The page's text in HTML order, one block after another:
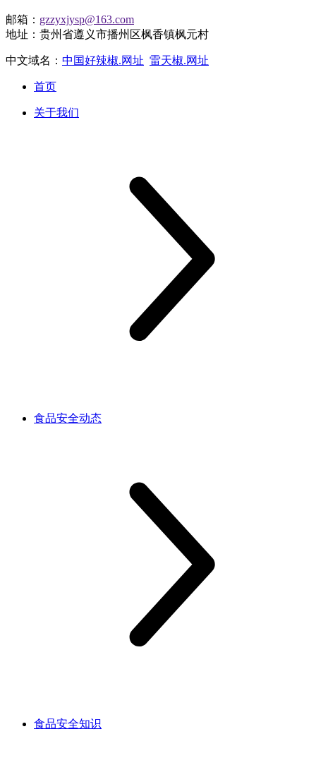
邮箱： gzzyxjysp@163.com
地址：贵州省遵义市播州区枫香镇枫元村
中文域名： 中国好辣椒.网址 雷天椒.网址
首页
关于我们
食品安全动态
食品安全知识